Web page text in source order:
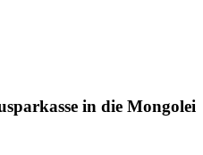
in die Mongolei